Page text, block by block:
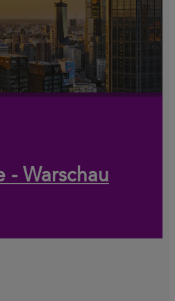
- Warschau